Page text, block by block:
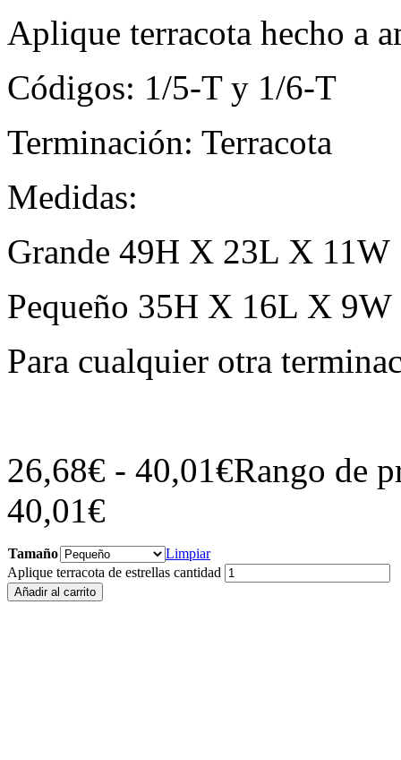
Aplique terracota hecho a
Códigos: 1/5-T y 1/6-T
Terminación: Terracota
Medidas:
Grande 49H X 23L X 11W
Pequeño 35H X 16L X 9W
Para cualquier otra
26,68€ - 40,01€Rango de
40,01€
Tamaño
Limpiar
Aplique terracota de estrellas cantidad
Añadir al carrito